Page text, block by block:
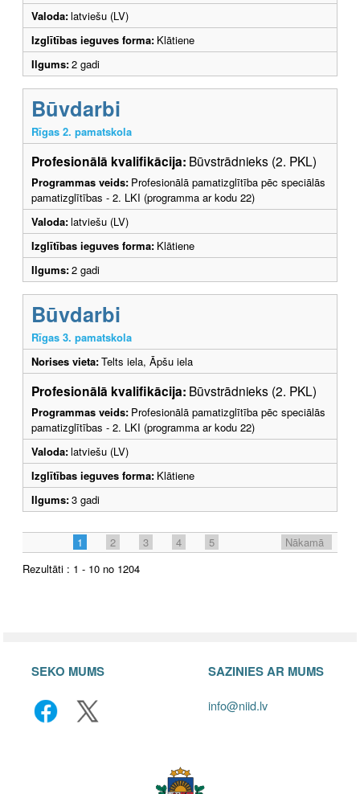
Valoda:latviešu (LV)
Izglītības ieguves forma: Klātiene
Ilgums:2 gadi
Būvdarbi
Rīgas 2. pamatskola
Profesionālā kvalifikācija: Būvstrādnieks (2. PKL)
Programmas veids: Profesionālā pamatizglītība pēc speciālās
pamatizglītības - 2. LKI (programma ar kodu 22)
Valoda:latviešu (LV)
Izglītības ieguves forma: Klātiene
Ilgums:2 gadi
Būvdarbi
Rīgas 3. pamatskola
Norises vieta:Telts iela, Āpšu iela
Profesionālā kvalifikācija: Būvstrādnieks (2. PKL)
Programmas veids: Profesionālā pamatizglītība pēc speciālās
pamatizglītības - 2. LKI (programma ar kodu 22)
Valoda:latviešu (LV)
Izglītības ieguves forma: Klātiene
Ilgums:3 gadi
1 2 3 4 5
Nākamā
Rezultāti : 1 - 10 no 1204
SEKO MUMS SAZINIES AR MUMS
info@niid.lv